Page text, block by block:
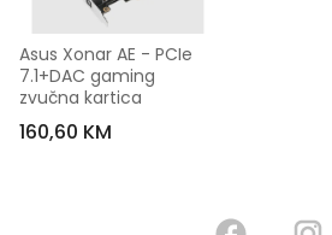
Asus Xonar AE - PCIe
7.1+DAC gaming
zvučna kartica
160,60 KM